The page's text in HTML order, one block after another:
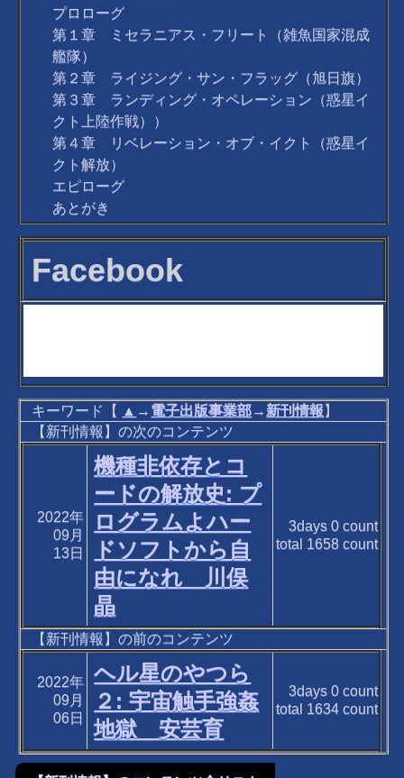
プロローグ
第１章 ミセラニアス・フリート（雑魚国家混成
艦隊）
第２章 ライジング・サン・フラッグ（旭日旗）
第３章 ランディング・オペレーション（惑星イ
クト上陸作戦））
第４章 リベレーション・オブ・イクト（惑星イ
クト解放）
エピローグ
あとがき
Facebook
キーワード【 ▲ → 電子出版事業部→ 新刊情報】
【新刊情報】の次のコンテンツ
2022年
09月
13日
機種非依存とコ
ードの解放史: プ
ログラムよハー
ドソフトから自
由になれ 川俣
晶
3days 0count
total 1658count
【新刊情報】の前のコンテンツ
2022年
09月
06日
ヘル星のやつら
２: 宇宙触手強姦
地獄 安芸育
3days 0count
total 1634count